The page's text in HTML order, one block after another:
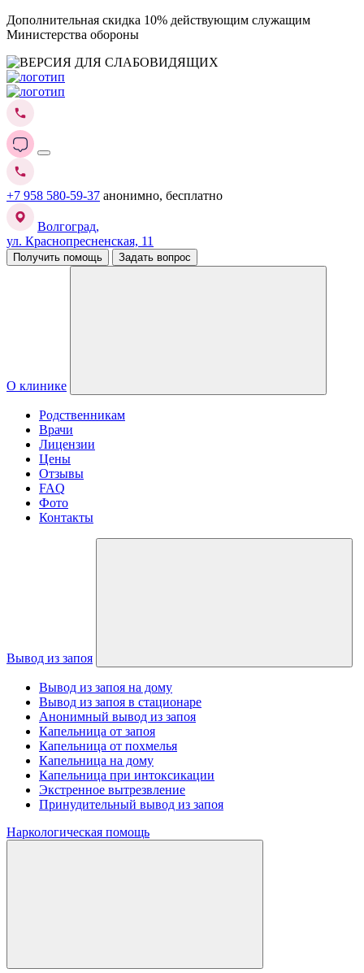
Дополнительная скидка 10% действующим служащим
Министерства обороны
+7 958 580-59-37 анонимно, бесплатно
Волгоград,
ул. Краснопресненская, 11
Получить помощь Задать вопрос
О клинике
Родственникам
Врачи
Лицензии
Цены
Отзывы
FAQ
Фото
Контакты
Вывод из запоя
Вывод из запоя на дому
Вывод из запоя в стационаре
Анонимный вывод из запоя
Капельница от запоя
Капельница от похмелья
Капельница на дому
Капельница при интоксикации
Экстренное вытрезвление
Принудительный вывод из запоя
Наркологическая помощь